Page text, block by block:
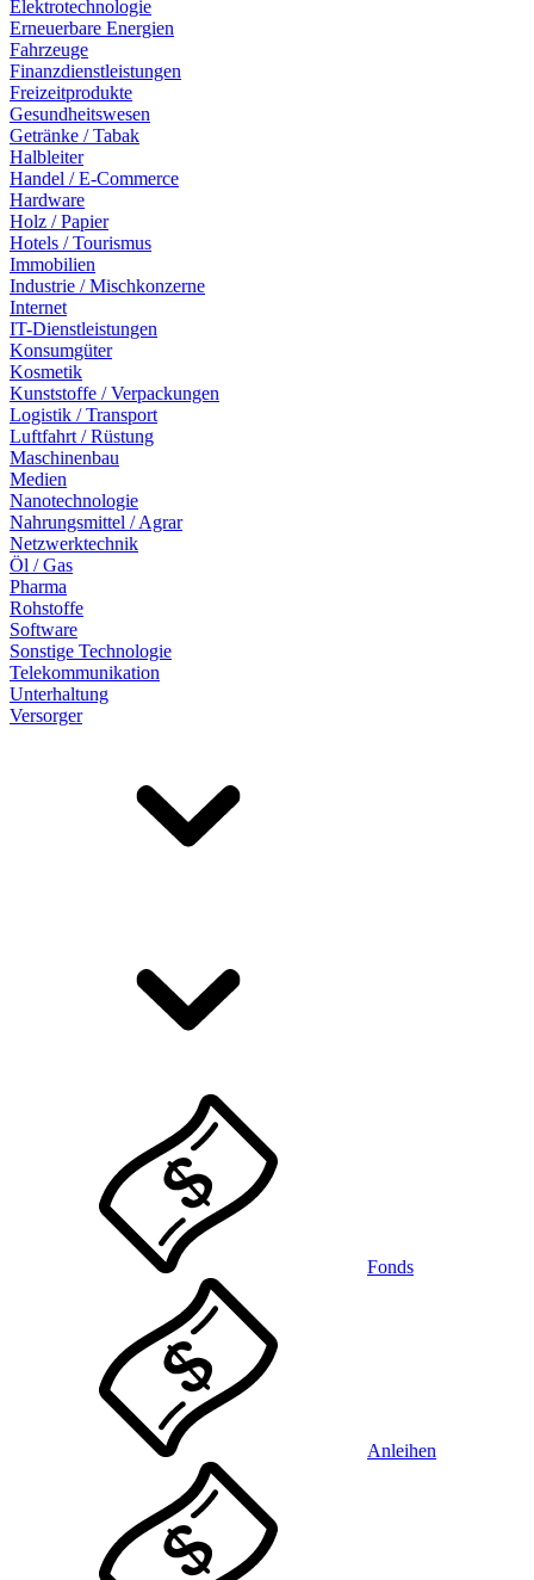
Elektrotechnologie
Erneuerbare Energien
Fahrzeuge
Finanzdienstleistungen
Freizeitprodukte
Gesundheitswesen
Getränke / Tabak
Halbleiter
Handel / E-Commerce
Hardware
Holz / Papier
Hotels / Tourismus
Immobilien
Industrie / Mischkonzerne
Internet
IT-Dienstleistungen
Konsumgüter
Kosmetik
Kunststoffe / Verpackungen
Logistik / Transport
Luftfahrt / Rüstung
Maschinenbau
Medien
Nanotechnologie
Nahrungsmittel / Agrar
Netzwerktechnik
Öl / Gas
Pharma
Rohstoffe
Software
Sonstige Technologie
Telekommunikation
Unterhaltung
Versorger
Fonds
Anleihen